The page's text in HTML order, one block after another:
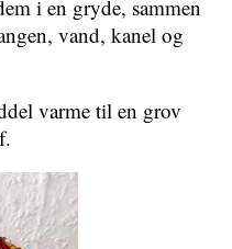
i en gryde, sammen
vand, kanel og
varme til en grov